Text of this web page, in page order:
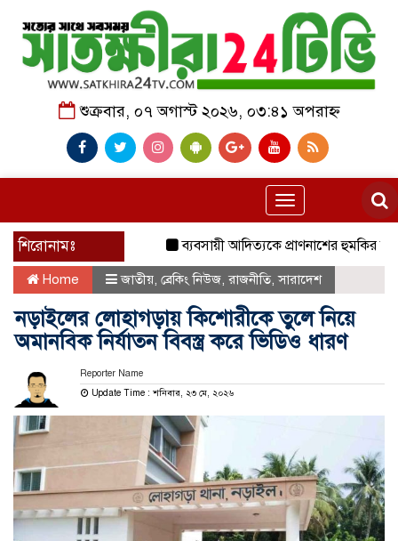
শুক্রবার, ০৭ অগাস্ট ২০২৬, ০৩:৪১ অপরাহ্ন
Toggle
navigation
শিরোনামঃ
ব্যবসায়ী আদিত্যকে প্রাণনাশের হুমকির
Home জাতীয়, ব্রেকিং নিউজ, রাজনীতি,সারাদেশ
নড়াইলের লোহাগড়ায় কিশোরীকে তুলে নিয়ে
অমানবিক নির্যাতন বিবস্ত্র করে ভিডিও ধারণ
Reporter Name
Update Time : শনিবার, ২৩ মে, ২০২৬